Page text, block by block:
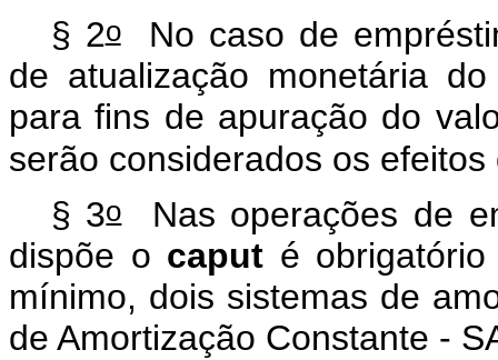
§ 2oNo caso de
de atualização monetária
para fins de apuração do
serão considerados os
§ 3oNas operações de
dispõe o caput é
mínimo, dois sistemas de
de Amortização Constante -